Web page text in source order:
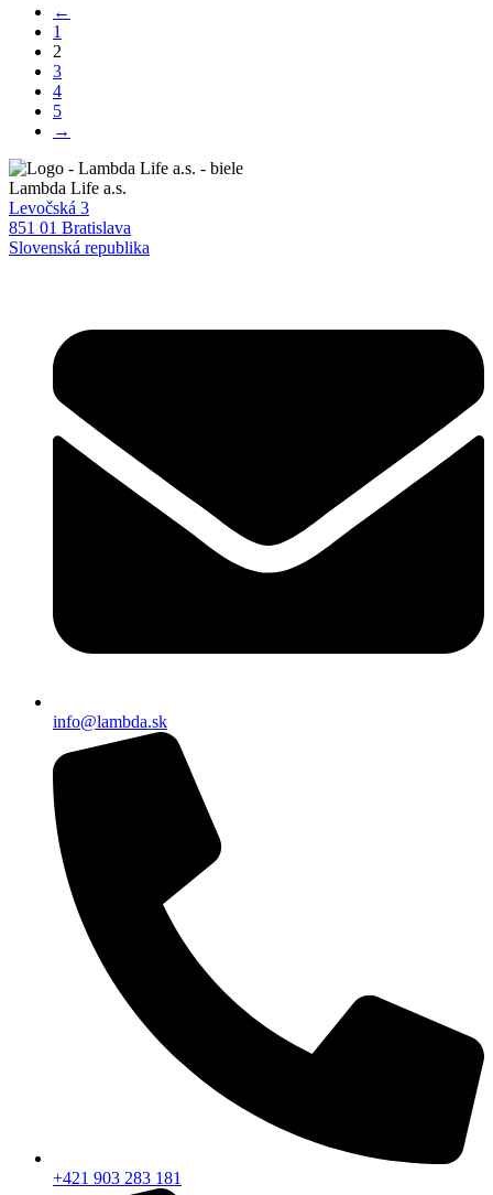
←
1
2
3
4
5
→
Lambda Life a.s.
Levočská 3
851 01 Bratislava
Slovenská republika
info@lambda.sk
+421 903 283 181